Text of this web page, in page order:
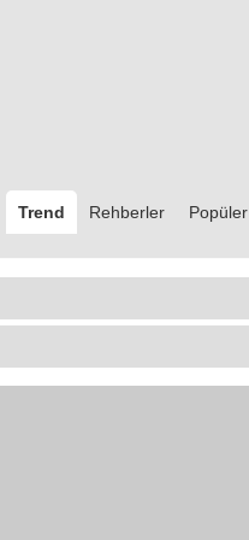
Trend Rehberler Popüler